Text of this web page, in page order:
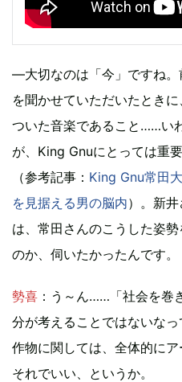
—大切なのは「今」ですね
を聞かせていただいたとき
ついた音楽であること……い
が、King Gnuにとっては重
（参考記事： King Gnu常田
を見据える男の脳内）。新
は、常田さんのこうした姿
のか、伺いたかったんです。
勢喜 ：う～ん……「社会を巻
分が考えることではないな
作物に関しては、全体的にア
それでいい、というか。